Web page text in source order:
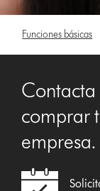
Funciones básicas
Contacta
comprar
empresa.